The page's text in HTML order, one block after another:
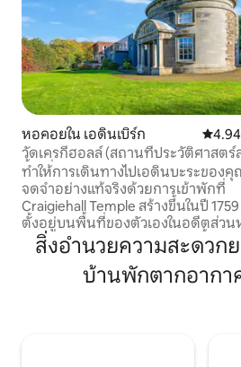
หอคอยใน เอดินเบิร์ก คะแน
วัดเครกีฮอลล์ (สถานที่ประวัติศาสตร์
ขึ้นเมื่อปี 1759)
ทำให้การเดินทางไปเอดินบะระของ
จดจำอย่างแท้จริงด้วยการเข้าพักที่
Craigiehall Temple สร้างขึ้นในปี
ตั้งอยู่บนพื้นที่ของตัวเองในอดีตส่วน
ของ Craigiehall Estate อาคารนี้ได้รั
จัดให้อยู่ในระดับเกรด A เนื่องจากมีร
ที่สวยงามซึ่งแสดงตราสัญลักษณ์ขอ
สิ่งอำนวยความสะดวก
บ้านพักตากอากา